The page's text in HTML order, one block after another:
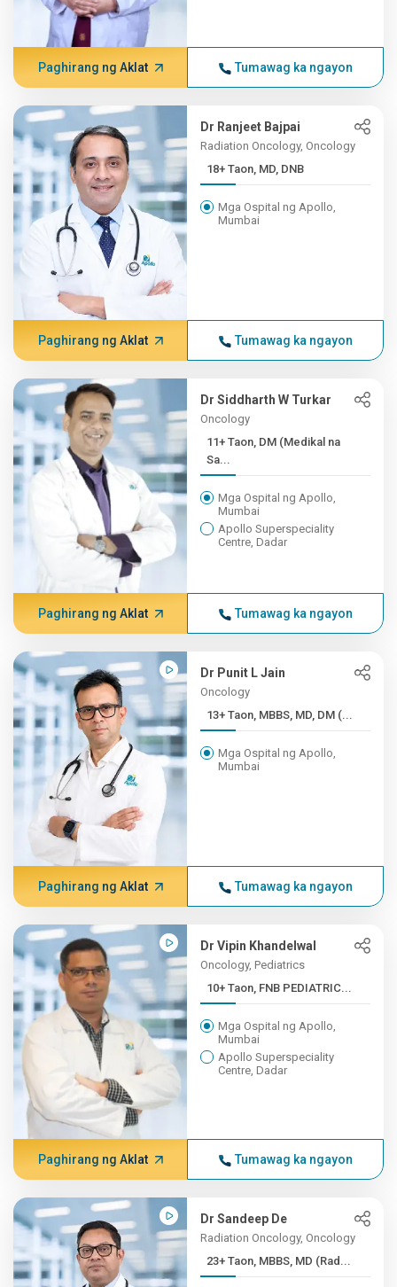
Paghirang ng Aklat Tumawag ka ngayon
Dr Ranjeet Bajpai
Radiation Oncology, Oncology
18+ Taon, MD, DNB
Mga Ospital ng Apollo,
Mumbai
Paghirang ng Aklat Tumawag ka ngayon
Dr Siddharth W Turkar
Oncology
11+ Taon, DM (Medikal na
Sa...
Mga Ospital ng Apollo,
Mumbai
Apollo Superspeciality
Centre, Dadar
Paghirang ng Aklat Tumawag ka ngayon
Dr Punit L Jain
Oncology
13+ Taon, MBBS, MD, DM (...
Mga Ospital ng Apollo,
Mumbai
Paghirang ng Aklat Tumawag ka ngayon
Dr Vipin Khandelwal
Oncology, Pediatrics
10+ Taon, FNB PEDIATRIC...
Mga Ospital ng Apollo,
Mumbai
Apollo Superspeciality
Centre, Dadar
Paghirang ng Aklat Tumawag ka ngayon
Dr Sandeep De
Radiation Oncology, Oncology
23+ Taon, MBBS, MD (Rad...